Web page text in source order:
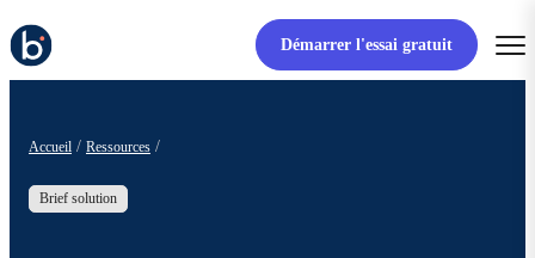
Démarrer l'essai gratuit
Accueil Ressources
Brief solution